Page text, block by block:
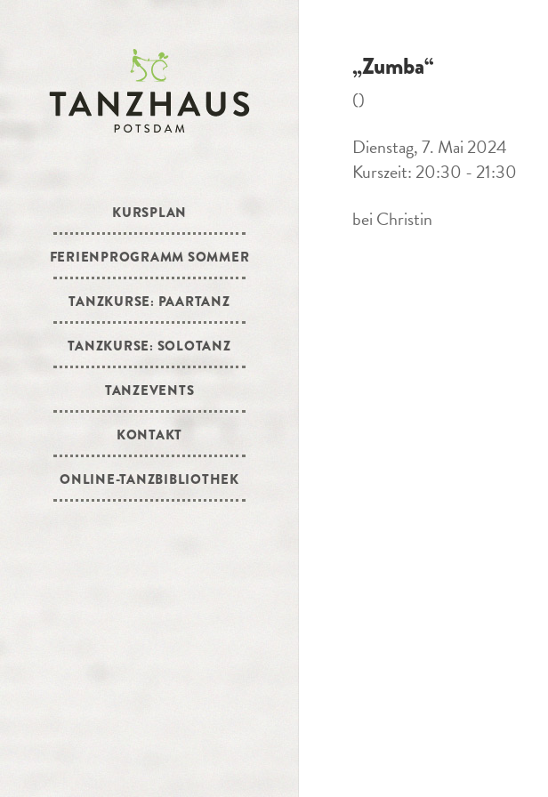
KURSPLAN
FERIENPROGRAMM SOMMER
TANZKURSE: PAARTANZ
TANZKURSE: SOLOTANZ
TANZEVENTS
KONTAKT
ONLINE-TANZBIBLIOTHEK
„Zumba“
()
Dienstag, 7. Mai 2024
Kurszeit: 20:30 - 21:30
bei Christin